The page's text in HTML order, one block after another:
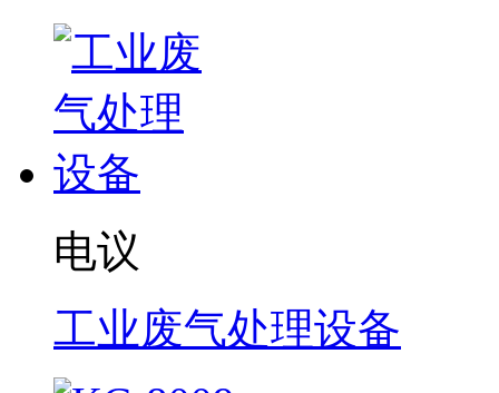
电议
工业废气处理设备